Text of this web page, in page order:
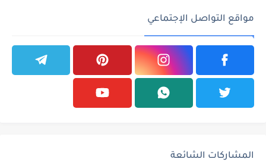
مواقع التواصل الإجتماعي
المشاركات الشائعة